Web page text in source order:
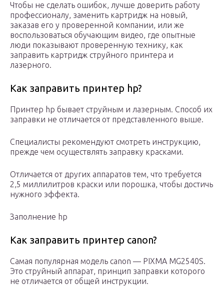
Чтобы не сделать ошибок, лучше доверить работу
профессионалу, заменить картридж на новый,
заказав его у проверенной компании, или же
воспользоваться обучающим видео, где опытные
люди показывают проверенную технику, как
заправить картридж струйного принтера и
лазерного.
Как заправить принтер hp?
Принтер hp бывает струйным и лазерным. Способ их
заправки не отличается от представленного выше.
Специалисты рекомендуют смотреть инструкцию,
прежде чем осуществлять заправку красками.
Отличается от других аппаратов тем, что требуется
2,5 миллилитров краски или порошка, чтобы достичь
нужного эффекта.
Заполнение hp
Как заправить принтер canon?
Самая популярная модель canon — PIXMA MG2540S.
Это струйный аппарат, принцип заправки которого
не отличается от общей инструкции.